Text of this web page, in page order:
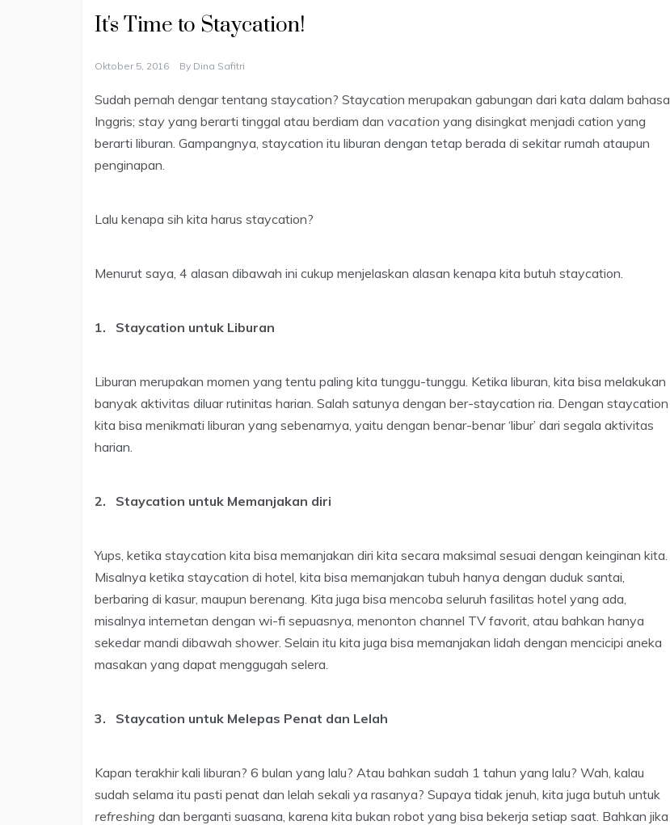
It's Time to Staycation!
Oktober 5, 2016 By Dina Safitri
Sudah pernah dengar tentang staycation? Staycation merupakan gabungan dari kata dalam bahasa
Inggris; stay yang berarti tinggal atau berdiam dan vacation yang disingkat menjadi cation yang
berarti liburan. Gampangnya, staycation itu liburan dengan tetap berada di sekitar rumah ataupun
penginapan.
Lalu kenapa sih kita harus staycation?
Menurut saya, 4 alasan dibawah ini cukup menjelaskan alasan kenapa kita butuh staycation.
1. Staycation untuk Liburan
Liburan merupakan momen yang tentu paling kita tunggu-tunggu. Ketika liburan, kita bisa melakukan
banyak aktivitas diluar rutinitas harian. Salah satunya dengan ber-staycation ria. Dengan staycation
kita bisa menikmati liburan yang sebenarnya, yaitu dengan benar-benar ‘libur’ dari segala aktivitas
harian.
2. Staycation untuk Memanjakan diri
Yups, ketika staycation kita bisa memanjakan diri kita secara maksimal sesuai dengan keinginan kita.
Misalnya ketika staycation di hotel, kita bisa memanjakan tubuh hanya dengan duduk santai,
berbaring di kasur, maupun berenang. Kita juga bisa mencoba seluruh fasilitas hotel yang ada,
misalnya internetan dengan wi-fi sepuasnya, menonton channel TV favorit, atau bahkan hanya
sekedar mandi dibawah shower. Selain itu kita juga bisa memanjakan lidah dengan mencicipi aneka
masakan yang dapat menggugah selera.
3. Staycation untuk Melepas Penat dan Lelah
Kapan terakhir kali liburan? 6 bulan yang lalu? Atau bahkan sudah 1 tahun yang lalu? Wah, kalau
sudah selama itu pasti penat dan lelah sekali ya rasanya? Supaya tidak jenuh, kita juga butuh untuk
refreshing dan berganti suasana, karena kita bukan robot yang bisa bekerja setiap saat. Bahkan jika